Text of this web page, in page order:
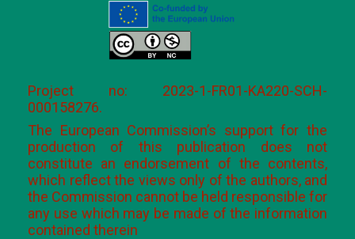
Project no: 2023-1-FR01-KA220-SCH-
000158276.
The European Commission’s support for the
production of this publication does not
constitute an endorsement of the contents,
which reflect the views only of the authors, and
the Commission cannot be held responsible for
any use which may be made of the information
contained therein